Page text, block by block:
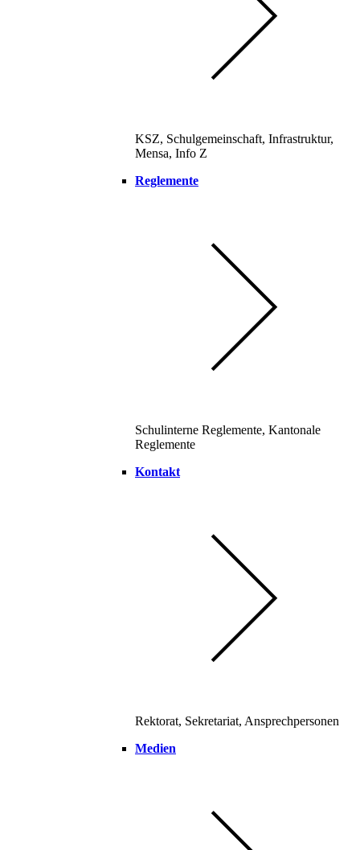
KSZ, Schulgemeinschaft, Infrastruktur,
Mensa, Info Z
Reglemente
Schulinterne Reglemente, Kantonale
Reglemente
Kontakt
Rektorat, Sekretariat, Ansprechpersonen
Medien